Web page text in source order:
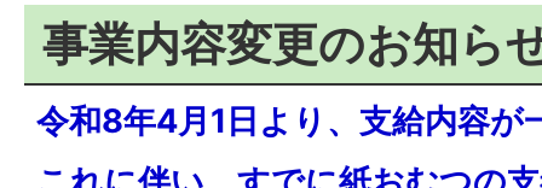
事業内容変更のお知ら
令和8年4月1日より、支給内容が